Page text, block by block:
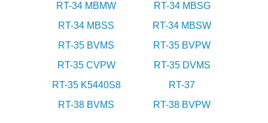
RT-34 MBMW
RT-34 MBSG
RT-34 MBSS
RT-34 MBSW
RT-35 BVMS
RT-35 BVPW
RT-35 CVPW
RT-35 DVMS
RT-35 K5440S8
RT-37
RT-38 BVMS
RT-38 BVPW